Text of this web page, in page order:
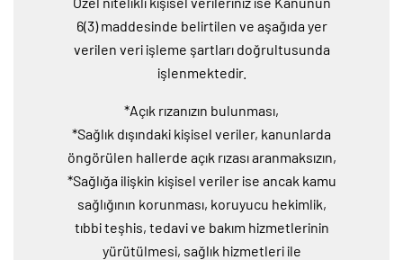
6(3) maddesinde belirtilen ve aşağıda yer
verilen veri işleme şartları doğrultusunda
işlenmektedir.
*Açık rızanızın bulunması,
*Sağlık dışındaki kişisel veriler, kanunlarda
öngörülen hallerde açık rızası aranmaksızın,
*Sağlığa ilişkin kişisel veriler ise ancak kamu
sağlığının korunması, koruyucu hekimlik,
tıbbi teşhis, tedavi ve bakım hizmetlerinin
yürütülmesi, sağlık hizmetleri ile